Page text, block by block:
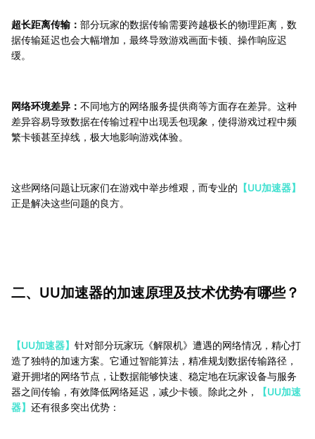
超长距离传输： 部分玩家的数据传输需要跨越极长的物理距离，数
据传输延迟也会大幅增加，最终导致游戏画面卡顿、操作响应迟
缓。
网络环境差异： 不同地方的网络服务提供商等方面存在差异。这种
差异容易导致数据在传输过程中出现丢包现象，使得游戏过程中频
繁卡顿甚至掉线，极大地影响游戏体验。
这些网络问题让玩家们在游戏中举步维艰，而专业的 【UU加速器】
正是解决这些问题的良方。
二、UU加速器的加速原理及技术优势有哪些？
【UU加速器】 针对部分玩家玩《解限机》遭遇的网络情况，精心打
造了独特的加速方案。它通过智能算法，精准规划数据传输路径，
避开拥堵的网络节点，让数据能够快速、稳定地在玩家设备与服务
器之间传输，有效降低网络延迟，减少卡顿。除此之外，
【UU加速
器】 还有很多突出优势：